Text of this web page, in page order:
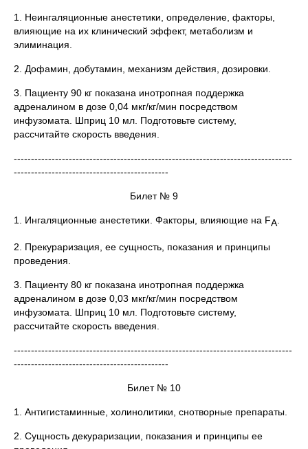
1. Неингаляционные анестетики, определение, факторы,
влияющие на их клинический эффект, метаболизм и
элиминация.
2. Дофамин, добутамин, механизм действия, дозировки.
3. Пациенту 90 кг показана инотропная поддержка
адреналином в дозе 0,04 мкг/кг/мин посредством
инфузомата. Шприц 10 мл. Подготовьте систему,
рассчитайте скорость введения.
---------------------------------------------------------------------------------
---------------------------------------------
Билет № 9
1. Ингаляционные анестетики. Факторы, влияющие на FA.
2. Прекураризация, ее сущность, показания и принципы
проведения.
3. Пациенту 80 кг показана инотропная поддержка
адреналином в дозе 0,03 мкг/кг/мин посредством
инфузомата. Шприц 10 мл. Подготовьте систему,
рассчитайте скорость введения.
---------------------------------------------------------------------------------
---------------------------------------------
Билет № 10
1. Антигистаминные, холинолитики, снотворные препараты.
2. Сущность декураризации, показания и принципы ее